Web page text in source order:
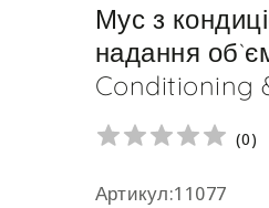
Мус з
надання
Conditioning
(0)
Артикул:11077